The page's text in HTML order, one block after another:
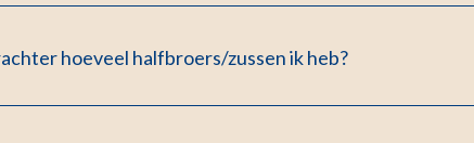
hoeveel halfbroers/zussen ik heb?